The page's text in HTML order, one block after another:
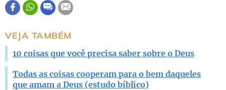
Este conteúdo contém informação incorreta
VEJA TAMBÉM
10 coisas que você precisa saber sobre o Deus
Todas as coisas cooperam para o bem daqueles
que amam a Deus (estudo bíblico)